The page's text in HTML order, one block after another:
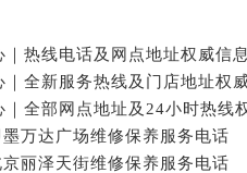
万达广场维修保养服务电话
丽泽天街维修保养服务电话